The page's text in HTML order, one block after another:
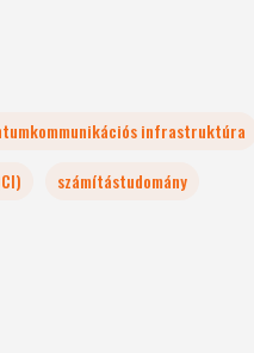
infrastruktúra
számítástudomány